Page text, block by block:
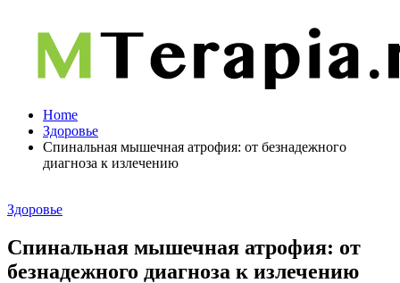
Home
Здоровье
Спинальная мышечная атрофия: от безнадежного
диагноза к излечению
Здоровье
Спинальная мышечная атрофия: от
безнадежного диагноза к излечению